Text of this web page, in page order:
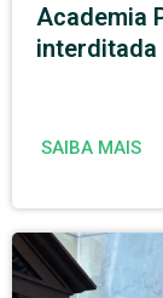
Academia
interditada
SAIBA MAIS